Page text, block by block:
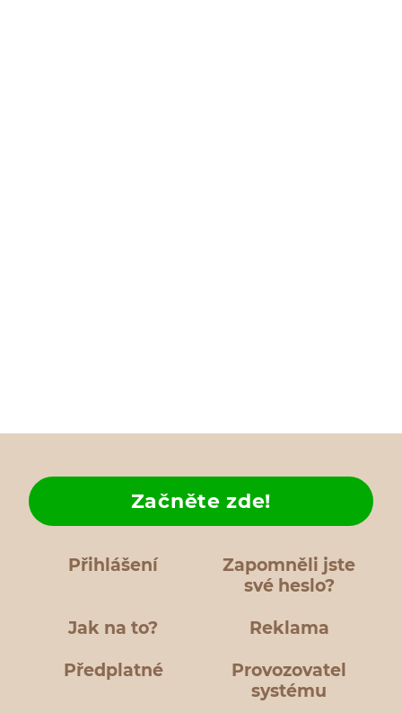
Přihlášení
Zapomněli jste
své heslo?
Jak na to?
Začněte zde!
Reklama
Předplatné
Provozovatel
systému